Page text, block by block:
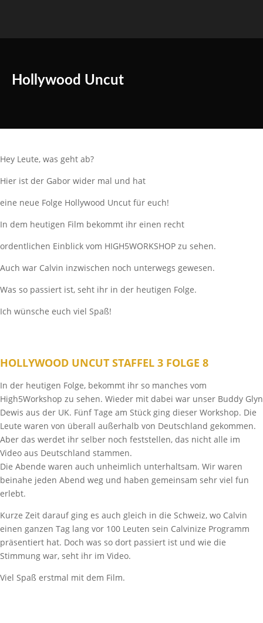
Hollywood Uncut
Hey Leute, was geht ab?
Hier ist der Gabor wider mal und hat
eine neue Folge Hollywood Uncut für euch!
In dem heutigen Film bekommt ihr einen recht
ordentlichen Einblick vom HIGH5WORKSHOP zu sehen.
Auch war Calvin inzwischen noch unterwegs gewesen.
Was so passiert ist, seht ihr in der heutigen Folge.
Ich wünsche euch viel Spaß!
HOLLYWOOD UNCUT STAFFEL 3 FOLGE 8
In der heutigen Folge, bekommt ihr so manches vom
High5Workshop zu sehen. Wieder mit dabei war unser Buddy Glyn
Dewis aus der UK. Fünf Tage am Stück ging dieser Workshop. Die
Leute waren von überall außerhalb von Deutschland gekommen.
Aber das werdet ihr selber noch feststellen, das nicht alle im
Video aus Deutschland stammen.
Die Abende waren auch unheimlich unterhaltsam. Wir waren
beinahe jeden Abend weg und haben gemeinsam sehr viel fun
erlebt.
Kurze Zeit darauf ging es auch gleich in die Schweiz, wo Calvin
einen ganzen Tag lang vor 100 Leuten sein Calvinize Programm
präsentiert hat. Doch was so dort passiert ist und wie die
Stimmung war, seht ihr im Video.
Viel Spaß erstmal mit dem Film.